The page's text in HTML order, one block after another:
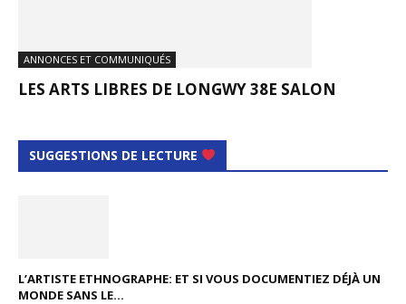
ANNONCES ET COMMUNIQUÉS
LES ARTS LIBRES DE LONGWY 38E SALON
SUGGESTIONS DE LECTURE
L’ARTISTE ETHNOGRAPHE: ET SI VOUS DOCUMENTIEZ DÉJÀ UN
MONDE SANS LE...